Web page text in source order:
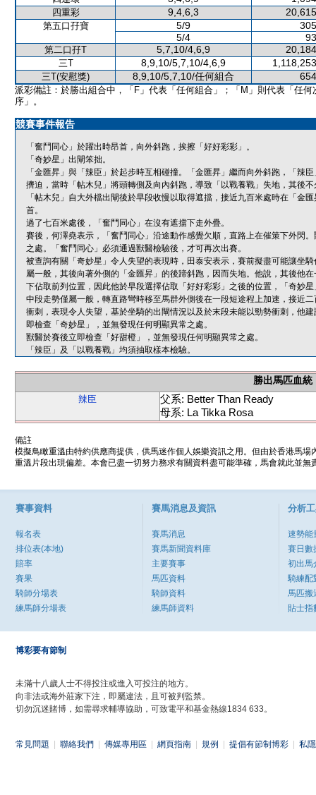
四重彩 9,4,6,3
第五口孖寶 5/9
5/4
第二口孖T 5,7,10/4,6,9
三T 8,9,10/5,7,10/4,6,9
三T(安慰獎) 8,9,10/5,7,10/任何組合
派彩備註：於勝出組合中，「F」代表「任何組合」；「M」則代表「任何
序」。
競賽事件報告
「奮鬥同心」於躍出時昂首，向外斜跑，挨擦「好好彩彩」。
「奇妙星」出閘笨拙。
「金匯昇」與「辣臣」於起步時互相碰撞。「金匯昇」繼而向外斜跑，「辣
擠迫，當時「帖木兒」將頭轉側及向內斜跑，導致「以戰養戰」失地，其後
「帖木兒」自大外檔出閘後於早段收慢以取得遮擋，接近九百米處時在「金
首。
過了七百米處後，「奮鬥同心」在沒有遮擋下走外疊。
賽後，何澤堯表示，「奮鬥同心」沿途動作感覺欠順，直路上在催策下外閃
之處。「奮鬥同心」必須通過獸醫檢驗後，才可再次出賽。
被查詢有關「奇妙星」令人失望的表現時，田泰安表示，賽前擬盡可能讓坐
屬一般，其後向著外側的「金匯昇」的後蹄斜跑，因而失地。他說，其後他
下佔取前列位置，因此他於早段選擇佔取「好好彩彩」之後的位置，「奇妙
中段走勢僅屬一般，轉直路彎時移至馬群外側後在一段短途程上加速，接近
衝刺，表現令人失望，基於坐騎的出閘情況以及於末段未能以勁勢衝刺，他
即檢查「奇妙星」，並無發現任何明顯異常之處。
獸醫於賽後立即檢查「好甜橙」，並無發現任何明顯異常之處。
「辣臣」及「以戰養戰」均須抽取樣本檢驗。
勝出馬匹血統
辣臣
父系: Better Than Ready
母系: La Tikka Rosa
備註
模擬鳥瞰重溫由特約供應商提供，供馬迷作個人娛樂資訊之用。但由於香港馬
重溫片段出現偏差。本會已盡一切努力務求有關資料盡可能準確，馬會就此並
賽事資料
報名表
排位表(本地)
賠率
賽果
騎師分場表
練馬師分場表
賽馬消息及資訊
賽馬消息
賽馬新聞資料庫
主要賽事
馬匹資料
騎師資料
練馬師資料
分析
速勢能
賽日數
初出馬
騎練配
馬匹搬
貼士指
博彩要有節制
未滿十八歲人士不得投注或進入可投注的地方。
向非法或海外莊家下注，即屬違法，且可被判監禁。
切勿沉迷賭博，如需尋求輔導協助，可致電平和基金熱線1834 633。
常見問題 聯絡我們 傳媒專用區 網頁指南 規例 提倡有節制博彩 私